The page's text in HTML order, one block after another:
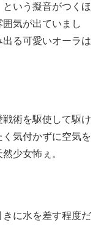
いう擬音がつくほ
気が出ていまし
る可愛いオーラは
術を駆使して駆け
気付かずに空気を
少女怖ぇ。
に水を差す程度だ